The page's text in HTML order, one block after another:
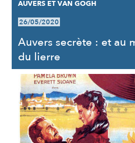
AUVERS ET VAN GOGH
26/05/2020
Auvers secrète : et au
du lierre